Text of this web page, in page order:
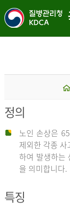
홈
정의
노인 손상은
제외한 각종
하여 발생하는
을 의미합니다.
특징